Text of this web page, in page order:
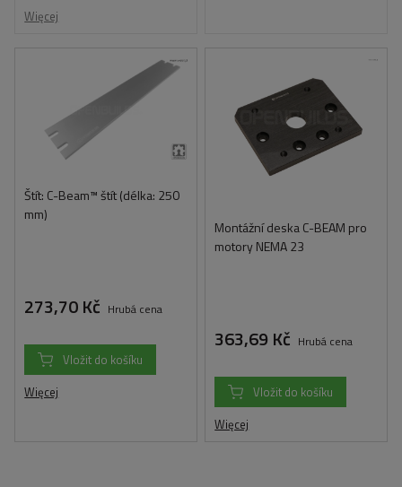
Więcej
Štít: C-Beam™ štít (délka: 250
mm)
273,70 Kč Hrubá cena
Vložit do košíku
Więcej
Montážní deska C-BEAM pro
motory NEMA 23
363,69 Kč Hrubá cena
Vložit do košíku
Więcej